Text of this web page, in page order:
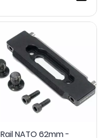
Rail NATO 62mm -